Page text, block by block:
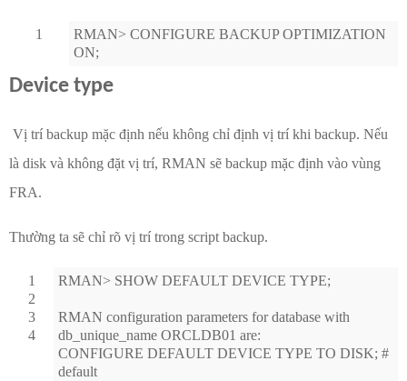
1
RMAN> CONFIGURE BACKUP OPTIMIZATION
ON;
Device type
Vị trí backup mặc định nếu không chỉ định vị trí khi backup. Nếu
là disk và không đặt vị trí, RMAN sẽ backup mặc định vào vùng
FRA.
Thường ta sẽ chỉ rõ vị trí trong script backup.
1
2
3
4
RMAN> SHOW DEFAULT DEVICE TYPE;
RMAN configuration parameters for database with
db_unique_name ORCLDB01 are:
CONFIGURE DEFAULT DEVICE TYPE TO DISK; #
default